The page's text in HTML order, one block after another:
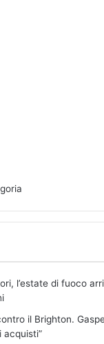
l’estate di fuoco
il Brighton.
acquisti”